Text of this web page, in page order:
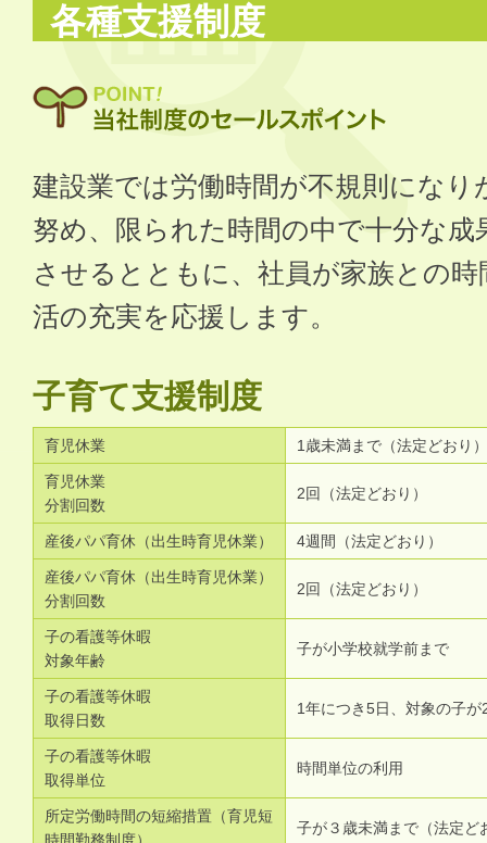
各種支援制度
建設業では労働時間が不規則にな
努め、限られた時間の中で十分な
させるとともに、社員が家族との
活の充実を応援します。
子育て支援制度
育児休業 1歳未満まで（法定どおり）
育児休業
分割回数
2回（法定どおり）
産後パパ育休（出生時育児休業） 4週間（法定どおり）
産後パパ育休（出生時育児休業）
分割回数
2回（法定どおり）
子の看護等休暇
対象年齢
子が小学校就学前まで
子の看護等休暇
取得日数
1年につき5日、対象の子
子の看護等休暇
取得単位
時間単位の利用
所定労働時間の短縮措置（育児短
子が３歳未満まで（法定ど